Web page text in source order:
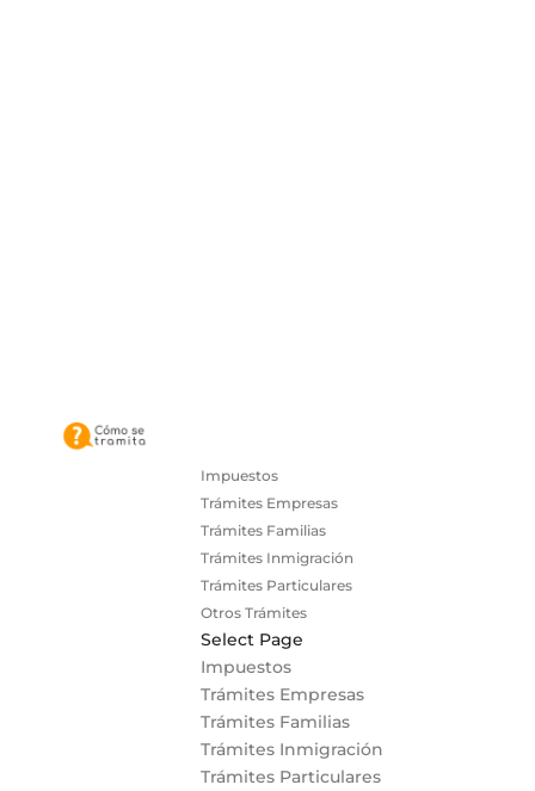
Impuestos
Trámites Empresas
Trámites Familias
Trámites Inmigración
Trámites Particulares
Otros Trámites
Select Page
Impuestos
Trámites Empresas
Trámites Familias
Trámites Inmigración
Trámites Particulares